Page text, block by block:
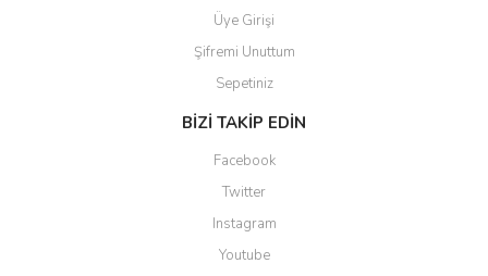
Üye Girişi
Şifremi Unuttum
Sepetiniz
BİZİ TAKİP EDİN
Facebook
Twitter
Instagram
Youtube